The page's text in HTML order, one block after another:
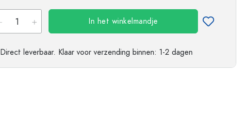
In het winkelmandje
Direct leverbaar. Klaar voor verzending binnen: 1-2 dagen